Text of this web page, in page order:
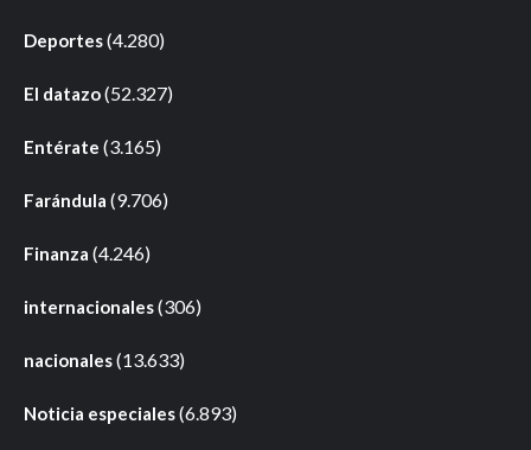
Deportes(4.280)
El datazo(52.327)
Entérate (3.165)
Farándula (9.706)
Finanza (4.246)
internacionales(306)
nacionales(13.633)
Noticia especiales(6.893)